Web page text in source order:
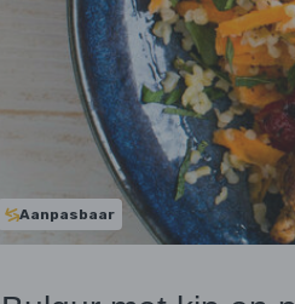
Aanpasbaar